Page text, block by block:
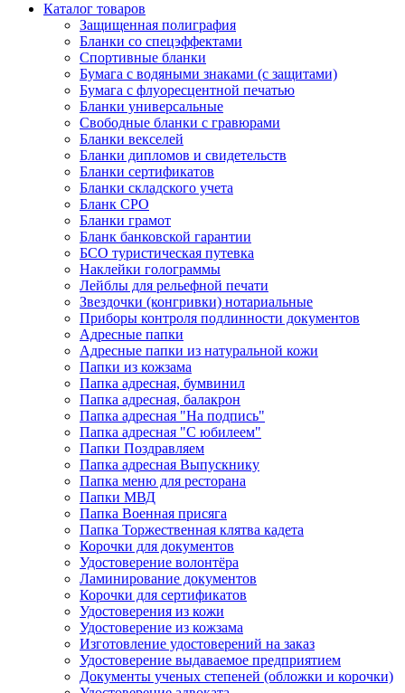
Каталог товаров
Защищенная полиграфия
Бланки со спецэффектами
Спортивные бланки
Бумага с водяными знаками (с защитами)
Бумага с флуоресцентной печатью
Бланки универсальные
Свободные бланки с гравюрами
Бланки векселей
Бланки дипломов и свидетельств
Бланки сертификатов
Бланки складского учета
Бланк СРО
Бланки грамот
Бланк банковской гарантии
БСО туристическая путевка
Наклейки голограммы
Лейблы для рельефной печати
Звездочки (конгривки) нотариальные
Приборы контроля подлинности документов
Адресные папки
Адресные папки из натуральной кожи
Папки из кожзама
Папка адресная, бумвинил
Папка адресная, балакрон
Папка адресная "На подпись"
Папка адресная "C юбилеем"
Папки Поздравляем
Папка адресная Выпускнику
Папка меню для ресторана
Папки МВД
Папка Военная присяга
Папка Торжественная клятва кадета
Корочки для документов
Удостоверение волонтёра
Ламинирование документов
Корочки для сертификатов
Удостоверения из кожи
Удостоверение из кожзама
Изготовление удостоверений на заказ
Удостоверение выдаваемое предприятием
Документы ученых степеней (обложки и корочки)